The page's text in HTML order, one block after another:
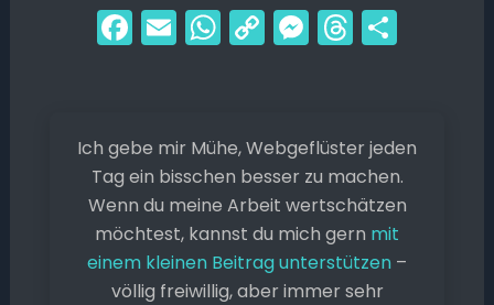
F
a
e
b
o
o
k
E
m
l
W
h
ts
A
p
p
C
o
y
Li
n
k
M
e
s
e
n
g
er
T
hr
a
d
s
n
Ich gebe mir Mühe, Webgeflüster jeden
Tag ein bisschen besser zu machen.
Wenn du meine Arbeit wertschätzen
möchtest, kannst du mich gern mit
einem kleinen Beitrag unterstützen –
völlig freiwillig, aber immer sehr